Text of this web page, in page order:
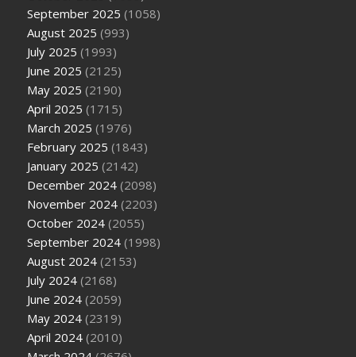
September 2025 (1058)
August 2025 (993)
July 2025 (1993)
June 2025 (2125)
May 2025 (2190)
April 2025 (1715)
March 2025 (1976)
February 2025 (1843)
January 2025 (2142)
December 2024 (2098)
November 2024 (2203)
October 2024 (2055)
September 2024 (1998)
August 2024 (2153)
July 2024 (2168)
June 2024 (2059)
May 2024 (2319)
April 2024 (2010)